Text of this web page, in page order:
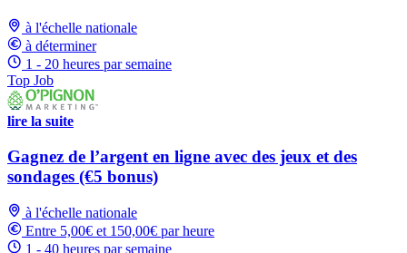
à l'échelle nationale
à déterminer
1 - 20 heures par semaine
Top Job
lire la suite
Gagnez de l’argent en ligne avec des jeux et des
sondages (€5 bonus)
à l'échelle nationale
Entre 5,00€ et 150,00€ par heure
1 - 40 heures par semaine